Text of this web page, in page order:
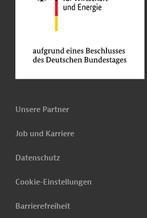
Unsere Partner
Job und Karriere
Datenschutz
Cookie-Einstellungen
Barrierefreiheit